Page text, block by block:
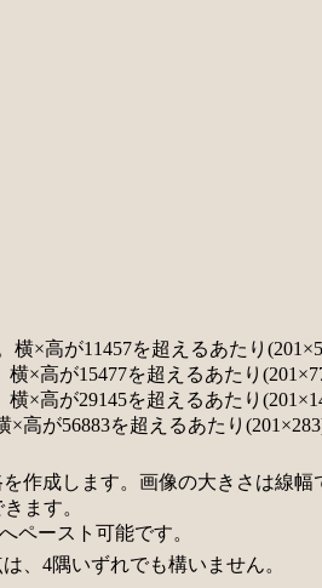
。横×高が11457を超えるあたり
横×高が15477を超えるあたり
横×高が29145を超えるあたり
×高が56883を超えるあたり
作成します。画像の大きさは線幅
ます。
ペースト可能です。
、4隅いずれでも構いません。